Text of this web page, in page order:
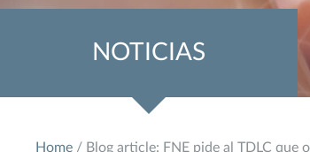
NOTICIAS
Home / Blog article: FNE pide al TDLC que